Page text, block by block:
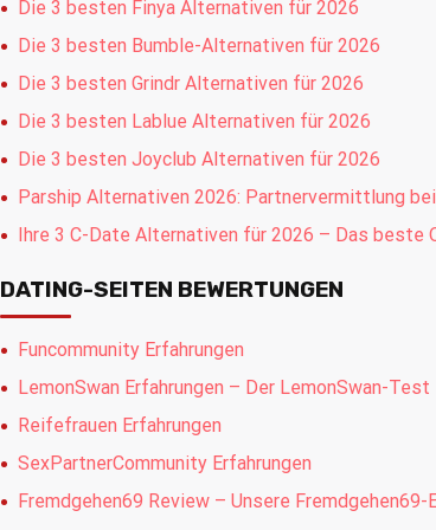
Die 3 besten Finya Alternativen für 2026
Die 3 besten Bumble-Alternativen für 2026
Die 3 besten Grindr Alternativen für 2026
Die 3 besten Lablue Alternativen für 2026
Die 3 besten Joyclub Alternativen für 2026
Parship Alternativen 2026: Partnervermittlung
Ihre 3 C-Date Alternativen für 2026 – Das beste
DATING-SEITEN BEWERTUNGEN
Funcommunity Erfahrungen
LemonSwan Erfahrungen – Der LemonSwan-Test
Reifefrauen Erfahrungen
SexPartnerCommunity Erfahrungen
Fremdgehen69 Review – Unsere Fremdgehen69-